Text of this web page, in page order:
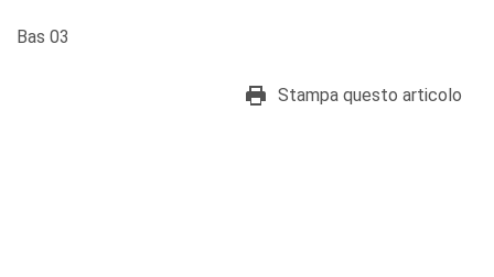
Bas 03
Stampa questo articolo